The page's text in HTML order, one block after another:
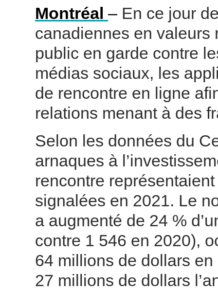
Montréal – En ce jour
canadiennes en
public en garde contre
médias sociaux, les
de rencontre en ligne
relations menant à des
Selon les données du
arnaques à
rencontre
signalées en 2021. Le
a augmenté de 24 %
contre 1 546 en 2020),
64 millions de dollars
27 millions de dollars